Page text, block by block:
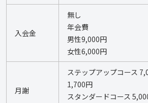
入会金
無し
年会費
男性9,000円
女性6,000円
月謝
ステップアップコース
1,700円
スタンダードコース